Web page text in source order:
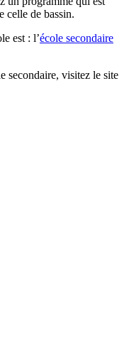
celle de bassin.
est : l’école secondaire
secondaire, visitez le site